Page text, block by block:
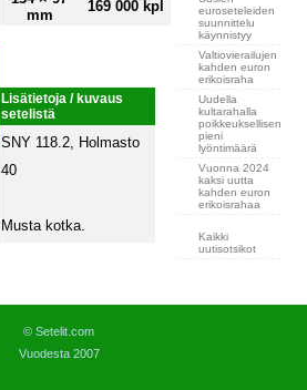
mm
169 000 kpl
Lisätietoja / kuvaus
setelistä
SNY 118.2, Holmasto
40
Musta kotka.
euroseteleiden
suunnittelu
käynnistyy
Valtiovierailujen
kahden euron
erikoisraha
Uudella
kultarahalla
poikkeuksellisen
pieni
lyöntimäärä
Vuonna 2024
kaksi uutta
kahden euron
erikoisrahaa
Kaikki
uutisotsikot
© Setelit.com
Vuodesta 2007